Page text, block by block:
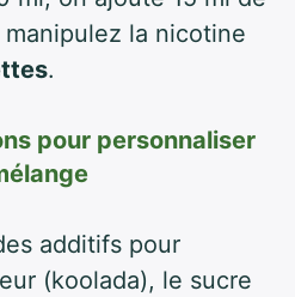
la nicotine
.
pour personnaliser
additifs pour
(koolada), le sucre